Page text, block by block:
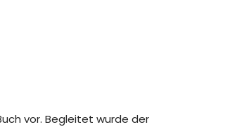
vor. Begleitet wurde der